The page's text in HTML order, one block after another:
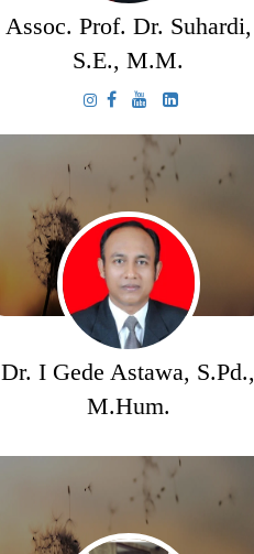
Assoc. Prof. Dr. Suhardi,
S.E., M.M.
Dr. I Gede Astawa, S.Pd.,
M.Hum.